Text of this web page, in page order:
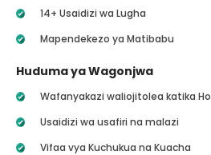
14+ Usaidizi wa Lugha
Mapendekezo ya Matibabu
Huduma ya Wagonjwa
Wafanyakazi waliojitolea katika
Usaidizi wa usafiri na malazi
Vifaa vya Kuchukua na Kuacha